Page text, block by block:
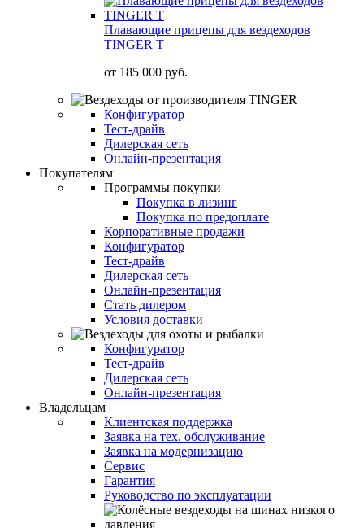
Плавающие прицепы для вездеходов
TINGER T
от 185 000 руб.
Конфигуратор
Тест-драйв
Дилерская сеть
Онлайн-презентация
Покупателям
Программы покупки
Покупка в лизинг
Покупка по предоплате
Корпоративные продажи
Конфигуратор
Тест-драйв
Дилерская сеть
Онлайн-презентация
Стать дилером
Условия доставки
Конфигуратор
Тест-драйв
Дилерская сеть
Онлайн-презентация
Владельцам
Клиентская поддержка
Заявка на тех. обслуживание
Заявка на модернизацию
Сервис
Гарантия
Руководство по эксплуатации